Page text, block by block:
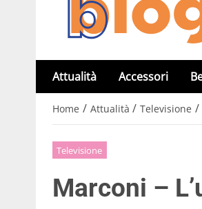
Attualità Accessori
Home / Attualità / Televisione /
Televisione
Marconi –